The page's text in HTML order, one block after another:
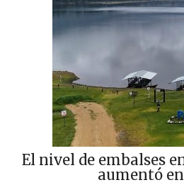
El nivel de embalses
aumentó